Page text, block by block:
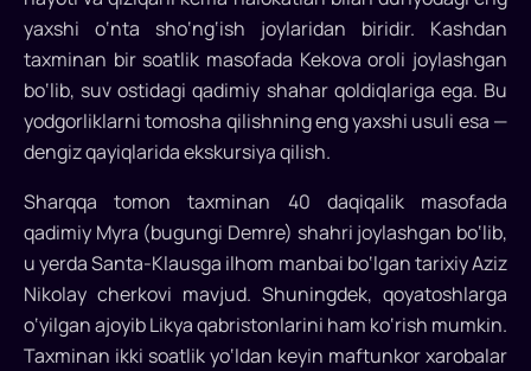
imkoniyat...
yaxshi o‘nta sho‘ng‘ish joylaridan biridir. Kashdan
taxminan bir soatlik masofada Kekova oroli joylashgan
bo‘lib, suv ostidagi qadimiy shahar qoldiqlariga ega. Bu
yodgorliklarni tomosha qilishning eng yaxshi usuli esa —
dengiz qayiqlarida ekskursiya qilish.
Sharqqa tomon taxminan 40 daqiqalik masofada
qadimiy Myra (bugungi Demre) shahri joylashgan bo‘lib,
u yerda Santa-Klausga ilhom manbai bo‘lgan tarixiy Aziz
Nikolay cherkovi mavjud. Shuningdek, qoyatoshlarga
o‘yilgan ajoyib Likya qabristonlarini ham ko‘rish mumkin.
Taxminan ikki soatlik yo‘ldan keyin maftunkor xarobalar